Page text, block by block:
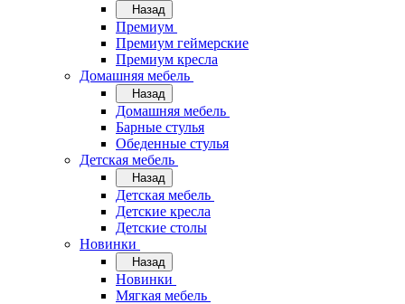
Назад
Премиум
Премиум геймерские
Премиум кресла
Домашняя мебель
Назад
Домашняя мебель
Барные стулья
Обеденные стулья
Детская мебель
Назад
Детская мебель
Детские кресла
Детские столы
Новинки
Назад
Новинки
Мягкая мебель